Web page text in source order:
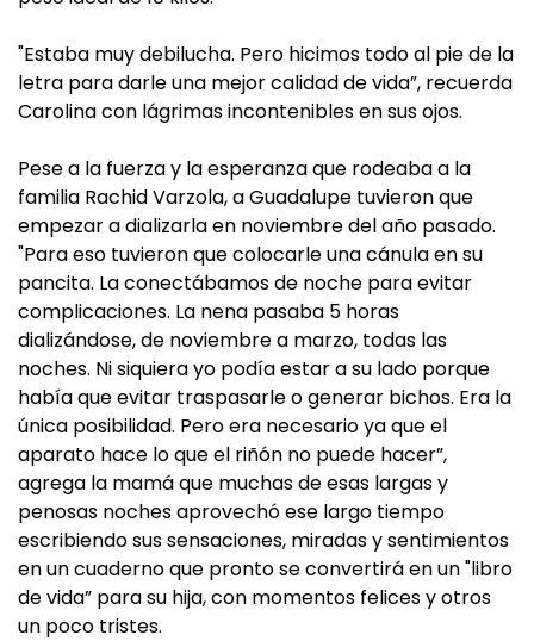
"Estaba muy debilucha. Pero hicimos todo al pie de la
letra para darle una mejor calidad de vida”, recuerda
Carolina con lágrimas incontenibles en sus ojos.
Pese a la fuerza y la esperanza que rodeaba a la
familia Rachid Varzola, a Guadalupe tuvieron que
empezar a dializarla en noviembre del año pasado.
"Para eso tuvieron que colocarle una cánula en su
pancita. La conectábamos de noche para evitar
complicaciones. La nena pasaba 5 horas
dializándose, de noviembre a marzo, todas las
noches. Ni siquiera yo podía estar a su lado porque
había que evitar traspasarle o generar bichos. Era la
única posibilidad. Pero era necesario ya que el
aparato hace lo que el riñón no puede hacer”,
agrega la mamá que muchas de esas largas y
penosas noches aprovechó ese largo tiempo
escribiendo sus sensaciones, miradas y sentimientos
en un cuaderno que pronto se convertirá en un "libro
de vida” para su hija, con momentos felices y otros
un poco tristes.